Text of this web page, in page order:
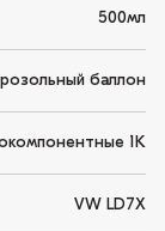
500мл
баллон
1K
VW LD7X